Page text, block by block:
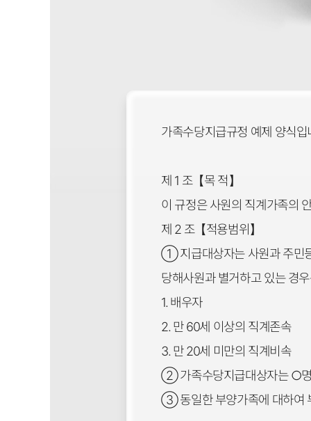
가족수당지급규정 예제 양식입
제 1 조【목 적】
이 규정은 사원의 직계가족의
제 2 조【적용범위】
① 지급대상자는 사원과 주민
당해사원과 별거하고 있는 경
1. 배우자
2. 만 60세 이상의 직계존속
3. 만 20세 미만의 직계비속
② 가족수당지급대상자는 ○명
③ 동일한 부양가족에 대하여